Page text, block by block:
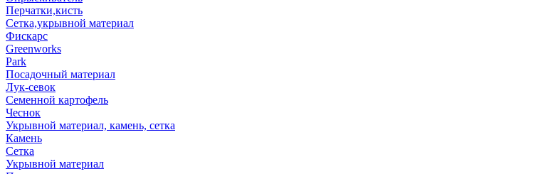
Перчатки,кисть
Сетка,укрывной материал
Фискарс
Greenworks
Park
Посадочный материал
Лук-севок
Семенной картофель
Чеснок
Укрывной материал, камень, сетка
Камень
Сетка
Укрывной материал